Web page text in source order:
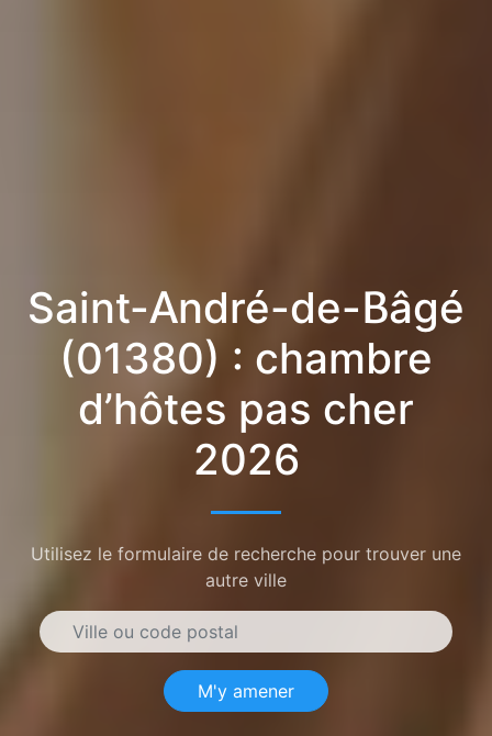
Saint-André-de-Bâgé
(01380) : chambre
d’hôtes pas cher
2026
Utilisez le formulaire de recherche pour trouver une
autre ville
M'y amener